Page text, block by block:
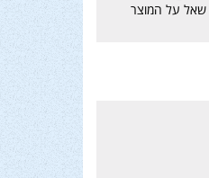
שאל על המוצר